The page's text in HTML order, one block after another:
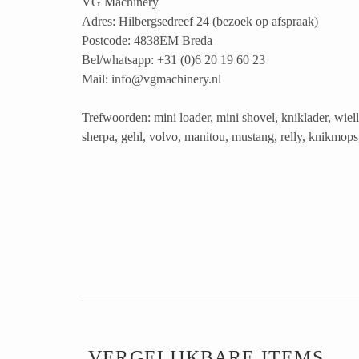
Adres: Hilbergsedreef 24 (bezoek op afspraak)
Postcode: 4838EM Breda
Bel/whatsapp: +31 (0)6 20 19 60 23
Mail: info@vgmachinery.nl
Trefwoorden: mini loader, mini shovel, kniklader,
sherpa, gehl, volvo, manitou, mustang, relly,